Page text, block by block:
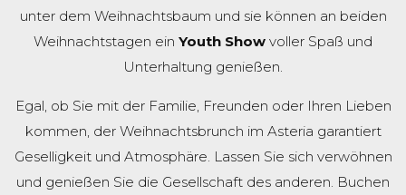
unter dem Weihnachtsbaum und sie können an beiden
Weihnachtstagen ein Youth Show voller Spaß und
Unterhaltung genießen.
Egal, ob Sie mit der Familie, Freunden oder Ihren Lieben
kommen, der Weihnachtsbrunch im Asteria garantiert
Geselligkeit und Atmosphäre. Lassen Sie sich verwöhnen
und genießen Sie die Gesellschaft des anderen. Buchen